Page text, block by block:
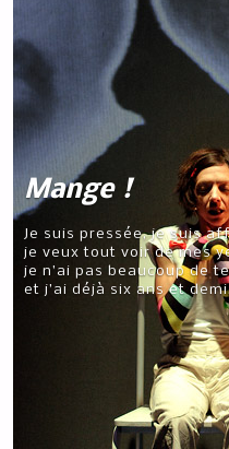
Mange !
Je suis pressée, je suis
je veux tout voir de mes
je n’ai pas beaucoup de
et j’ai déjà six ans et